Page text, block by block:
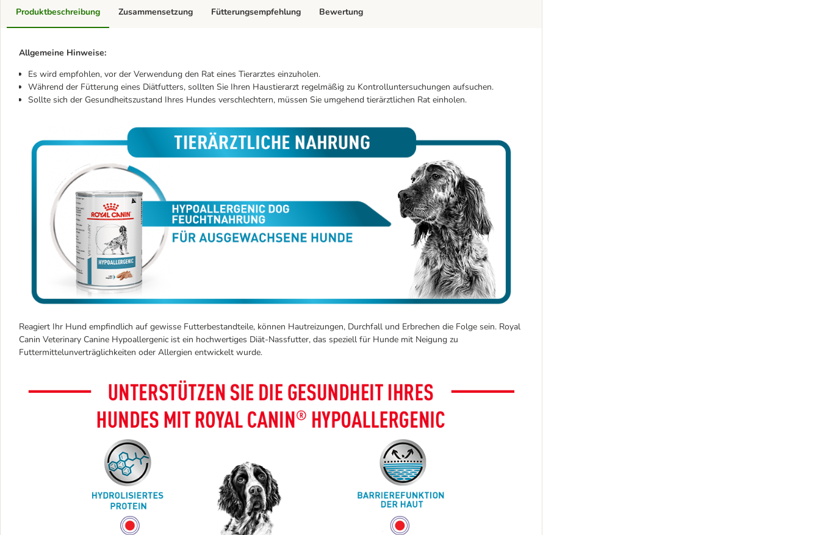
Produktbeschreibung
Allgemeine Hinweise:
Es wird empfohlen, vor der Verwendung den Rat eines Tierarztes einzuholen.
Während der Fütterung eines Diätfutters, sollten Sie Ihren Haustierarzt regelmäßig zu Kontrolluntersuchungen aufsuchen.
Sollte sich der Gesundheitszustand Ihres Hundes verschlechtern, müssen Sie umgehend tierärztlichen Rat einholen.
Reagiert Ihr Hund empfindlich auf gewisse Futterbestandteile, können Hautreizungen, Durchfall und Erbrechen die Folge sein. Royal
Canin Veterinary Canine Hypoallergenic ist ein hochwertiges Diät-Nassfutter, das speziell für Hunde mit Neigung zu
Futtermittelunverträglichkeiten oder Allergien entwickelt wurde.
Zusammensetzung Fütterungsempfehlung Bewertung